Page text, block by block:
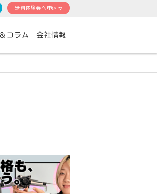
コラム 会社情報
無料体験会へ申込み